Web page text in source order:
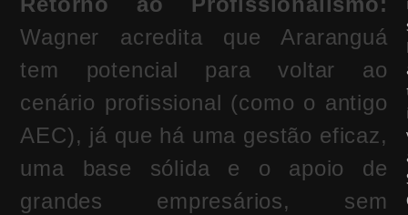
Wagner acredita que Araranguá
tem potencial para voltar ao
cenário profissional (como o antigo
AEC), já que há uma gestão eficaz,
uma base sólida e o apoio de
grandes empresários, sem